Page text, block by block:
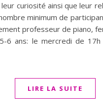
curiosité ainsi que leur
minimum de
professeur de piano,
ans: le mercredi de 17h
LIRE LA SUITE